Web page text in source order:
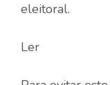
eleitoral.
Ler